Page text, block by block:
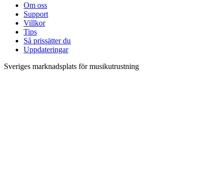
Om oss
Support
Villkor
Tips
Så prissätter du
Uppdateringar
Sveriges marknadsplats för musikutrustning